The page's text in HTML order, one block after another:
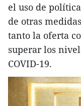
el uso de
de otras
tanto la oferta
superar los
COVID-19.